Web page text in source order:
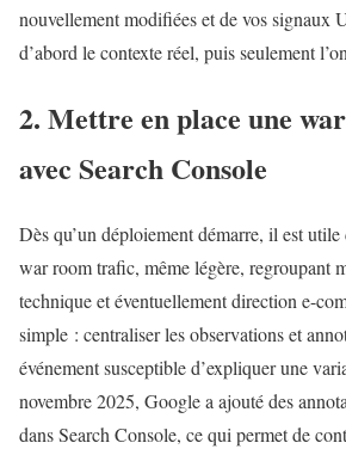
nouvellement modifiées et de vos signaux
d’abord le contexte réel, puis seulement
2. Mettre en place une
avec Search Console
Dès qu’un déploiement démarre, il est
war room trafic, même légère, regroupant
technique et éventuellement direction e-
simple : centraliser les observations et
événement susceptible d’expliquer une
novembre 2025, Google a ajouté des
dans Search Console, ce qui permet de